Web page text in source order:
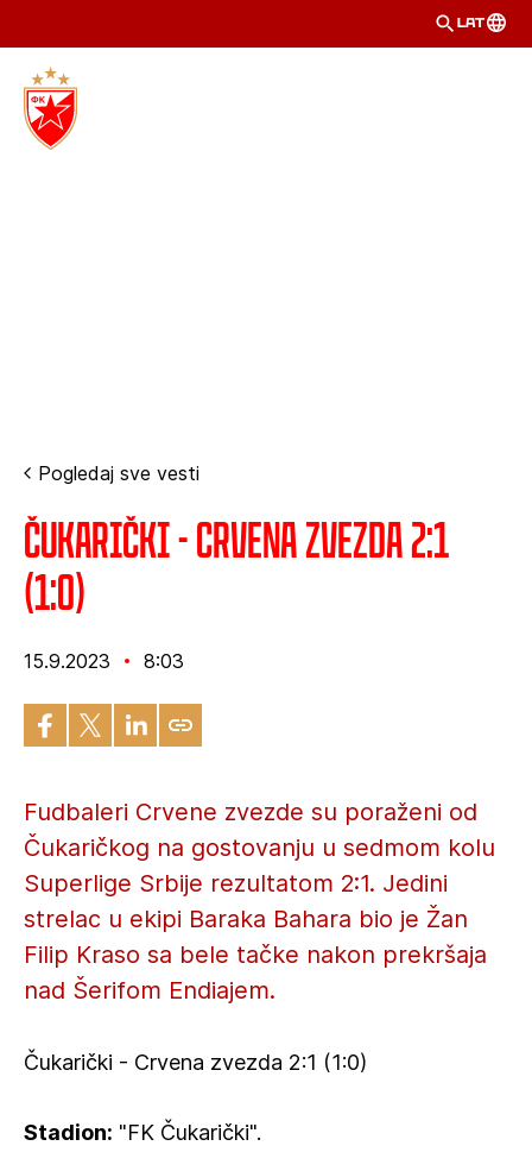
LAT
Pogledaj sve vesti
Čukarički - Crvena zvezda 2:1
(1:0)
15.9.2023 8:03
Fudbaleri Crvene zvezde su poraženi od
Čukaričkog na gostovanju u sedmom kolu
Superlige Srbije rezultatom 2:1. Jedini
strelac u ekipi Baraka Bahara bio je Žan
Filip Kraso sa bele tačke nakon prekršaja
nad Šerifom Endiajem.
Čukarički - Crvena zvezda 2:1 (1:0)
Stadion: "FK Čukarički".